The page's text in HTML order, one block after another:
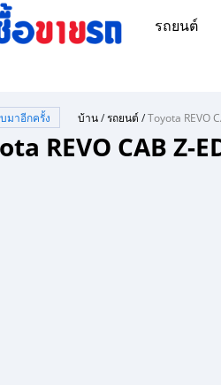
รถยนต์
มาอีกครั้ง บ้าน/รถยนต์/
REVO CAB Z-